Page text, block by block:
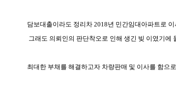
담보대출이라도 정리차 2018년 민간임대아파트로
그래도 의뢰인의 판단착오로 인해 생긴 빚 이였기
최대한 부채를 해결하고자 차량판매 및 이사를 함으